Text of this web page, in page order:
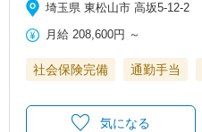
埼玉県 東松山市 高坂5-12-2
月給 208,600円 ～
社会保険完備 通勤手当
気になる